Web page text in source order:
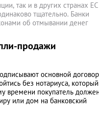
так и в других странах ЕС
тщательно. Банки
об отмывании денег
продажи
основной договор
без нотариуса, который
времени покупатель
или дом на банковский